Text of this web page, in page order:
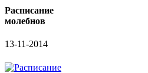
Расписание
молебнов
13-11-2014